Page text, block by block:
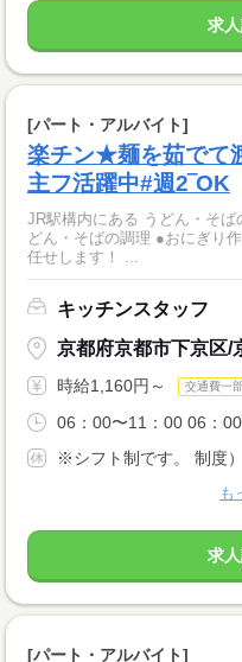
求
[パート・アルバイト]
楽チン★麺を茹でて
主フ活躍中#週2‾OK
JR駅構内にある うどん・そば
どん・そばの調理 ●おにぎり作
任せします！ ...
キッチンスタッフ
京都府京都市下京区/
時給1,160円～ 交通費一
06：00〜11：00 06：
※シフト制です。 制度
も
求
[パート・アルバイト]